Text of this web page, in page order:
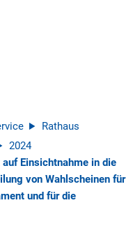
Rathaus
2024
Einsichtnahme in die
von Wahlscheinen für
und für die